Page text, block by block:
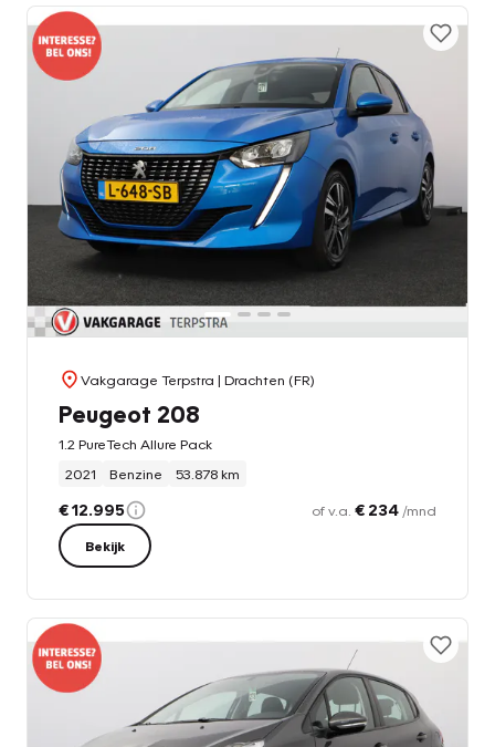
Vakgarage Terpstra | Drachten (FR)
Peugeot 208
1.2 PureTech Allure Pack
2021
Benzine 53.878 km
€ 12.995 of v.a. € 234 /mnd
Bekijk